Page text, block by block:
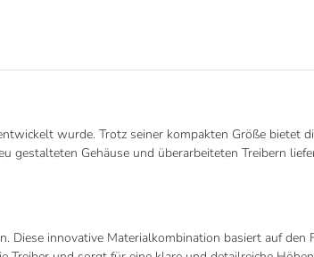
wurde. Trotz seiner kompakten Größe bietet
Gehäuse und überarbeiteten Treibern
innovative Materialkombination basiert auf den